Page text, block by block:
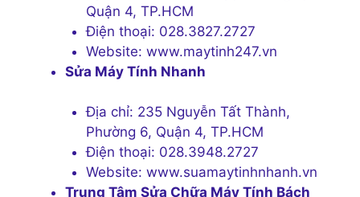
Quận 4, TP.HCM
Điện thoại: 028.3827.2727
Website: www.maytinh247.vn
Sửa Máy Tính Nhanh
Địa chỉ: 235 Nguyễn Tất Thành,
Phường 6, Quận 4, TP.HCM
Điện thoại: 028.3948.2727
Website: www.suamaytinhnhanh.vn
Trung Tâm Sửa Chữa Máy Tính Bách